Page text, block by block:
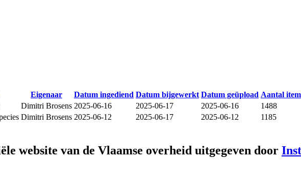
Eigenaar Datum ingediend Datum bijgewerkt Datum geüpload Aantal
Dimitri Brosens 2025-06-16 2025-06-17 2025-06-16
1488
Dimitri Brosens 2025-06-12 2025-06-17 2025-06-12 1185
website van de Vlaamse overheid uitgegeven door